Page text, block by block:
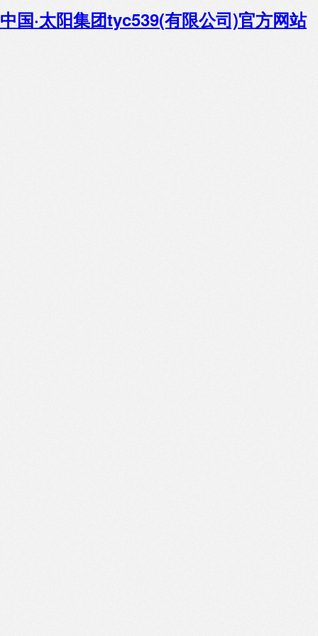
中国·太阳集团tyc539(有限公司)官方网站